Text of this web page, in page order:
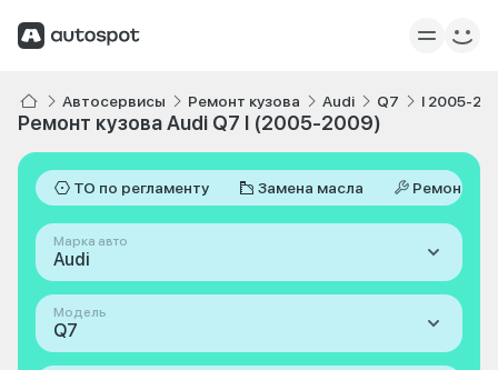
Автосервисы Ремонт кузова Audi Q7 I 2005-
Ремонт кузова Audi Q7 I (2005-2009)
ТО по регламенту Замена масла Ремонт
Марка авто
Audi
Модель
Q7